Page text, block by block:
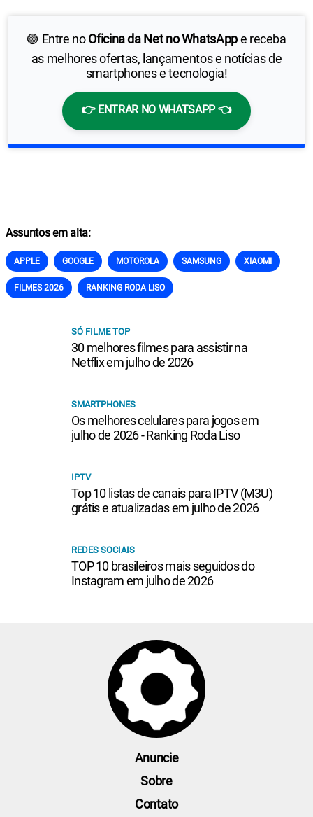
🟢 Entre noOficina da Net no WhatsAppe receba
as melhores ofertas, lançamentos e notícias de
smartphones e tecnologia!
👉 ENTRAR NO WHATSAPP 👈
Assuntos em alta:
APPLE GOOGLE MOTOROLA SAMSUNG XIAOMI
FILMES 2026 RANKING RODA LISO
SÓ FILME TOP
30 melhores filmes para assistir na
Netflix em julho de 2026
SMARTPHONES
Os melhores celulares para jogos em
julho de 2026 - Ranking Roda Liso
IPTV
Top 10 listas de canais para IPTV (M3U)
grátis e atualizadas em julho de 2026
REDES SOCIAIS
TOP 10 brasileiros mais seguidos do
Instagram em julho de 2026
Anuncie
Sobre
Contato